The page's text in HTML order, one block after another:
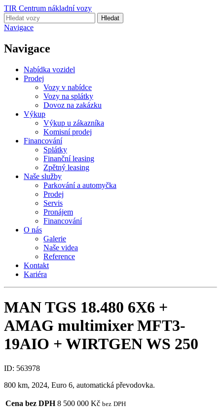
TIR Centrum nákladní vozy
Hledat
Navigace
Navigace
Nabídka vozidel
Prodej
Vozy v nabídce
Vozy na splátky
Dovoz na zakázku
Výkup
Výkup u zákazníka
Komisní prodej
Financování
Splátky
Finanční leasing
Zpětný leasing
Naše služby
Parkování a automyčka
Prodej
Servis
Pronájem
Financování
O nás
Galerie
Naše videa
Reference
Kontakt
Kariéra
MAN TGS 18.480 6X6 +
AMAG multimixer MFT3-
19AIO + WIRTGEN WS 250
ID: 563978
800 km, 2024, Euro 6, automatická převodovka.
Cena bez DPH 8 500 000 Kč bez DPH